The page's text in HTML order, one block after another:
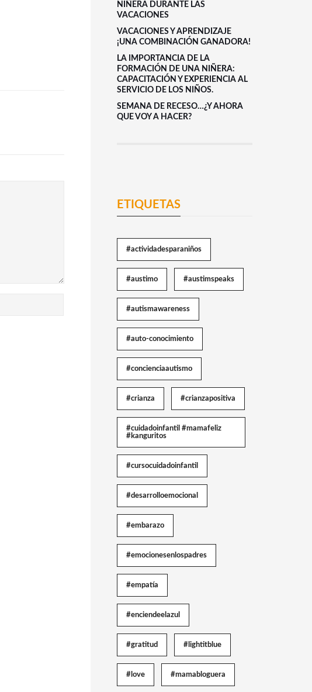
NIÑERA DURANTE LAS
VACACIONES
VACACIONES Y APRENDIZAJE
¡UNA COMBINACIÓN GANADORA!
LA IMPORTANCIA DE LA
FORMACIÓN DE UNA NIÑERA:
CAPACITACIÓN Y EXPERIENCIA AL
SERVICIO DE LOS NIÑOS.
SEMANA DE RECESO…¿Y AHORA
QUE VOY A HACER?
ETIQUETAS
#actividadesparaniños
#austimo #austimspeaks
#autismawareness
#auto-conocimiento
#concienciaautismo
#crianza #crianzapositiva
#cuidadoinfantil #mamafeliz
#kanguritos
#cursocuidadoinfantil
#desarrolloemocional
#embarazo
#emocionesenlospadres
#empatía
#enciendeelazul
#gratitud #lightitblue
#love #mamabloguera